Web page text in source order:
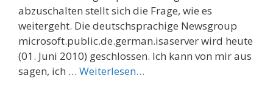
abzuschalten stellt sich die Frage, wie es
weitergeht. Die deutschsprachige Newsgroup
microsoft.public.de.german.isaserver wird heute
(01. Juni 2010) geschlossen. Ich kann von mir aus
sagen, ich … Weiterlesen…